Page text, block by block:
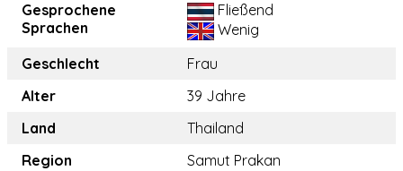
Gesprochene
Sprachen
Fließend
Wenig
Geschlecht
Frau
Alter
39 Jahre
Land
Thailand
Region
Samut Prakan